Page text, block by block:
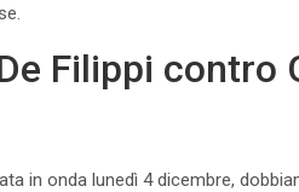
Filippi contro
in onda lunedì 4 dicembre,